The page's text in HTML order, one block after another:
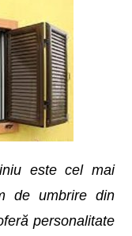
este cel mai
de umbrire din
personalitate